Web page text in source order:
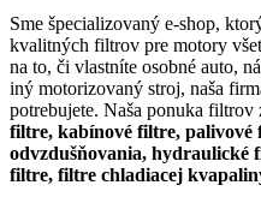
Sme špecializovaný e-shop,
kvalitných filtrov pre motory
na to, či vlastníte osobné auto,
iný motorizovaný stroj, naša
potrebujete. Naša ponuka filtrov
filtre, kabínové filtre,
odvzdušňovania, hydraulické
filtre, filtre chladiacej